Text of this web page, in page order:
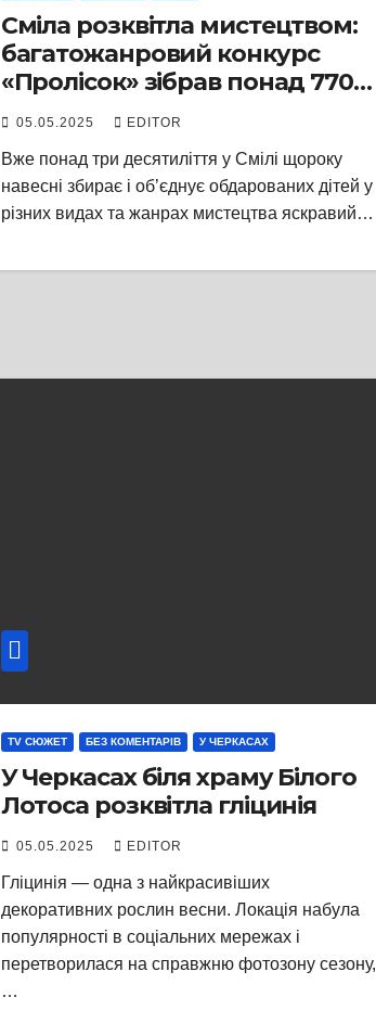
Сміла розквітла мистецтвом:
багатожанровий конкурс
«Пролісок» зібрав понад 770
юних талантів
05.05.2025 EDITOR
Вже понад три десятиліття у Смілі щороку
навесні збирає і об’єднує обдарованих дітей у
різних видах та жанрах мистецтва яскравий…
TV СЮЖЕТ БЕЗ КОМЕНТАРІВ У ЧЕРКАСАХ
У Черкасах біля храму Білого
Лотоса розквітла гліцинія
05.05.2025 EDITOR
Гліцинія — одна з найкрасивіших
декоративних рослин весни. Локація набула
популярності в соціальних мережах і
перетворилася на справжню фотозону сезону,
…